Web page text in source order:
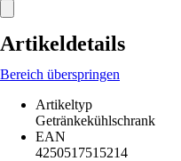
Artikeldetails
Bereich überspringen
Artikeltyp
Getränkekühlschrank
EAN
4250517515214